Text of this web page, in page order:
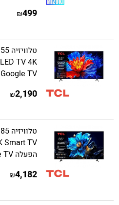
499
₪
Google TV – משלוח חינם
2,190
₪
הפעלה Google TV – משלוח חינם
4,182
₪